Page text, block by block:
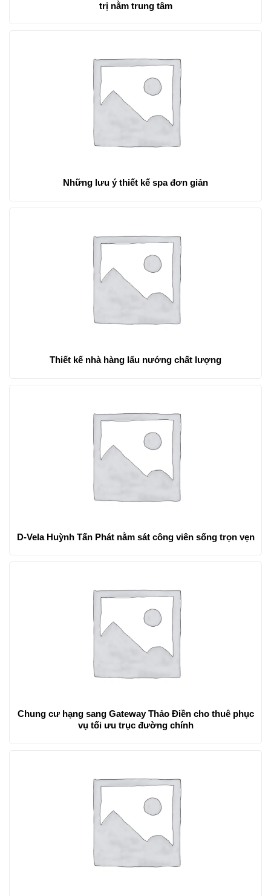
trị nằm trung tâm
Những lưu ý thiết kế spa đơn giản
Thiết kế nhà hàng lẩu nướng chất lượng
D-Vela Huỳnh Tấn Phát nằm sát công viên sống trọn vẹn
Chung cư hạng sang Gateway Thảo Điền cho thuê phục
vụ tối ưu trục đường chính